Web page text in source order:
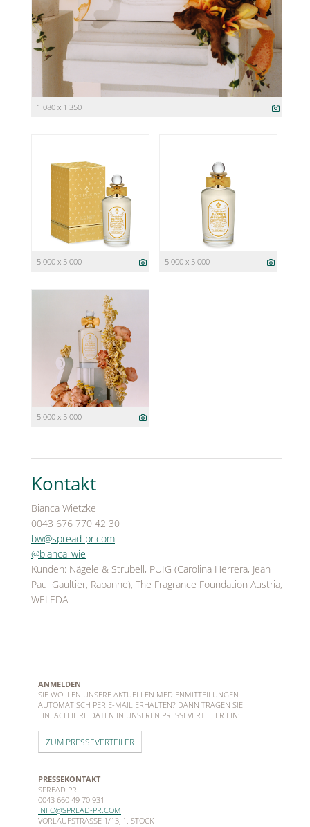
1 080 x 1 350
5 000 x 5 000 5 000 x 5 000
5 000 x 5 000
Kontakt
Bianca Wietzke
0043 676 770 42 30
bw@spread-pr.com
@bianca_wie
Kunden: Nägele & Strubell, PUIG (Carolina Herrera, Jean
Paul Gaultier, Rabanne), The Fragrance Foundation Austria,
WELEDA
ANMELDEN
SIE WOLLEN UNSERE AKTUELLEN MEDIENMITTEILUNGEN
AUTOMATISCH PER E-MAIL ERHALTEN? DANN TRAGEN SIE
EINFACH IHRE DATEN IN UNSEREN PRESSEVERTEILER EIN:
ZUM PRESSEVERTEILER
PRESSEKONTAKT
SPREAD PR
0043 660 49 70 931
INFO@SPREAD-PR.COM
VORLAUFSTRASSE 1/13, 1. STOCK